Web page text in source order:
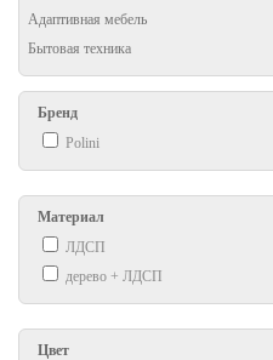
Адаптивная мебель
Бытовая техника
Бренд
Polini
Материал
ЛДСП
дерево + ЛДСП
Цвет